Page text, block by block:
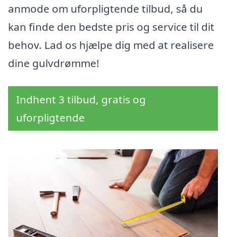
anmode om uforpligtende tilbud, så du
kan finde den bedste pris og service til dit
behov. Lad os hjælpe dig med at realisere
dine gulvdrømme!
Indhent 3 tilbud, gratis og
uforpligtende